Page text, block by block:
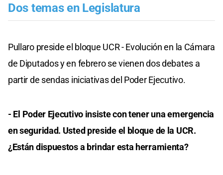
Dos temas en Legislatura
Pullaro preside el bloque UCR - Evolución en la Cámara
de Diputados y en febrero se vienen dos debates a
partir de sendas iniciativas del Poder Ejecutivo.
- El Poder Ejecutivo insiste con tener una emergencia
en seguridad. Usted preside el bloque de la UCR.
¿Están dispuestos a brindar esta herramienta?